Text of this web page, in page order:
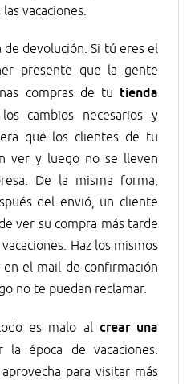
vacaciones.
de devolución. Si tú eres el
presente que la gente
compras de tu tienda
cambios necesarios y
que los clientes de tu
ver y luego no se lleven
De la misma forma,
del envió, un cliente
ver su compra más tarde
Haz los mismos
en el mail de confirmación
no te puedan reclamar.
es malo al crear una
la época de vacaciones.
para visitar más